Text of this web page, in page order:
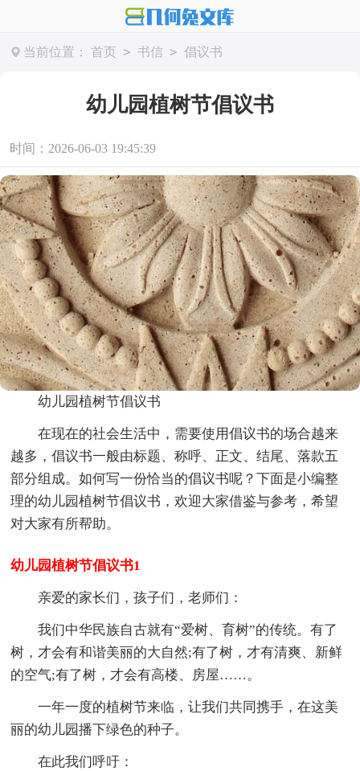
当前位置： 首页 > 书信 > 倡议书
幼儿园植树节倡议书
时间：2026-06-03 19:45:39
幼儿园植树节倡议书
在现在的社会生活中，需要使用倡议书的场合越来
越多，倡议书一般由标题、称呼、正文、结尾、落款五
部分组成。如何写一份恰当的倡议书呢？下面是小编整
理的幼儿园植树节倡议书，欢迎大家借鉴与参考，希望
对大家有所帮助。
幼儿园植树节倡议书1
亲爱的家长们，孩子们，老师们：
我们中华民族自古就有“爱树、育树”的传统。有了
树，才会有和谐美丽的大自然;有了树，才有清爽、新鲜
的空气;有了树，才会有高楼、房屋……。
一年一度的植树节来临，让我们共同携手，在这美
丽的幼儿园播下绿色的种子。
在此我们呼吁：